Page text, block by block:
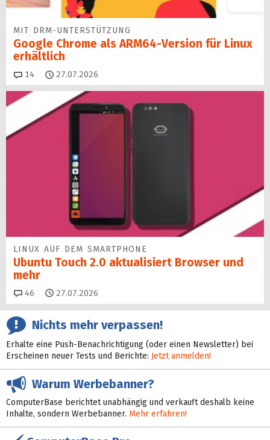
MIT DRM-UNTERSTÜTZUNG
Google Chrome als ARM64-Version für Linux
erhältlich
14 Kommentare
27.07.2026
LINUX AUF DEM SMARTPHONE
Ubuntu Touch 2.0 aktualisiert Browser und
mehr
46 Kommentare
27.07.2026
Nichts mehr verpassen!
Erhalte eine Push-Benachrichtigung (oder einen Newsletter) bei
Erscheinen neuer Tests und Berichte: Jetzt anmelden!
Warum Werbebanner?
ComputerBase berichtet unabhängig und verkauft deshalb keine
Inhalte, sondern Werbebanner. Mehr erfahren!